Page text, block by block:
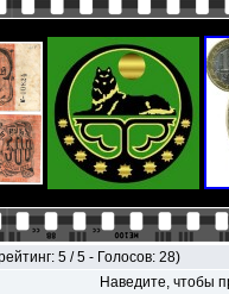
5 / 5 - Голосов: 28)
Наведите, чтобы